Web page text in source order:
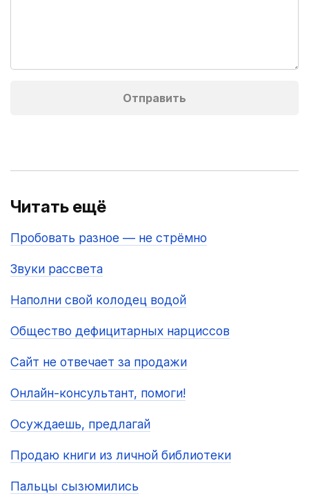
Читать ещё
Пробовать разное — не стрёмно
Звуки рассвета
Наполни свой колодец водой
Общество дефицитарных нарциссов
Сайт не отвечает за продажи
Онлайн-консультант, помоги!
Осуждаешь, предлагай
Продаю книги из личной библиотеки
Пальцы сызюмились